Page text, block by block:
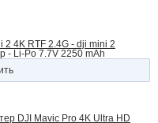
2 4K RTF 2.4G - dji mini 2
- Li-Po 7.7V 2250 mAh